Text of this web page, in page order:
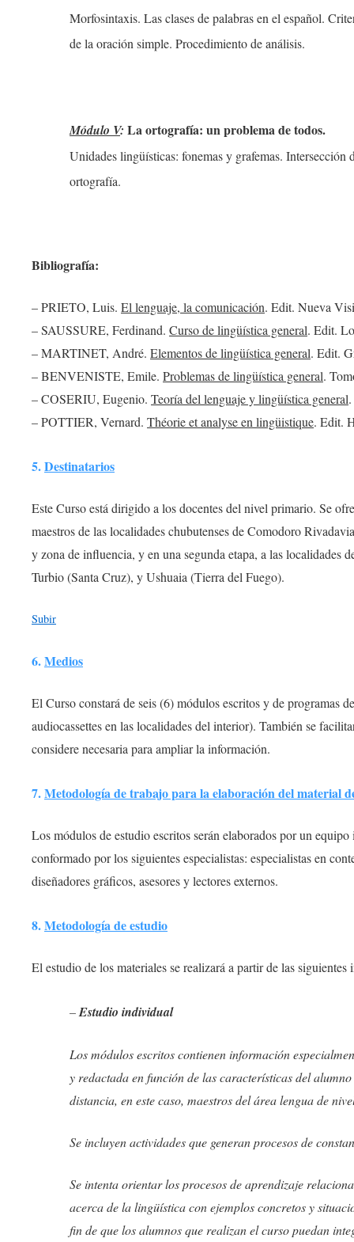
Morfosintaxis. Las clases de palabras en el español.
de la oración simple. Procedimiento de análisis.
Módulo V: La ortografía: un problema de todos.
Unidades lingüísticas: fonemas y grafemas. Intersección
ortografía.
Bibliografía:
– PRIETO, Luis. El lenguaje, la comunicación. Edit. Nueva
– SAUSSURE, Ferdinand. Curso de lingüística general. Edit.
– MARTINET, André. Elementos de lingüística general. Edit.
– BENVENISTE, Emile. Problemas de lingüística general.
– COSERIU, Eugenio. Teoría del lenguaje y lingüística general
– POTTIER, Vernard. Théorie et analyse en lingüistique. Edit.
5.Destinatarios
Este Curso está dirigido a los docentes del nivel primario. Se
maestros de las localidades chubutenses de Comodoro
y zona de influencia, y en una segunda etapa, a las localidades
Turbio (Santa Cruz), y Ushuaia (Tierra del Fuego).
Subir
6.Medios
El Curso constará de seis (6) módulos escritos y de programas
audiocassettes en las localidades del interior). También se
considere necesaria para ampliar la información.
7.Metodología de trabajo para la elaboración del material
Los módulos de estudio escritos serán elaborados por un
conformado por los siguientes especialistas: especialistas en
diseñadores gráficos, asesores y lectores externos.
8.Metodología de estudio
El estudio de los materiales se realizará a partir de las siguientes
–Estudio individual
Los módulos escritos contienen información
y redactada en función de las características del
distancia, en este caso, maestros del área lengua de
Se incluyen actividades que generan procesos de
Se intenta orientar los procesos de aprendizaje
acerca de la lingüística con ejemplos concretos y
fin de que los alumnos que realizan el curso puedan